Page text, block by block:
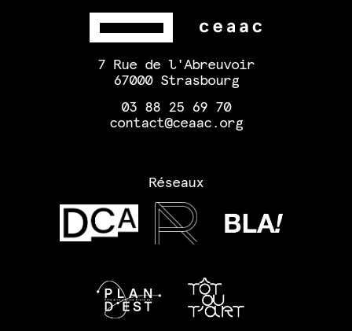
7 Rue de l'Abreuvoir
67000 Strasbourg
03 88 25 69 70
contact@ceaac.org
Réseaux